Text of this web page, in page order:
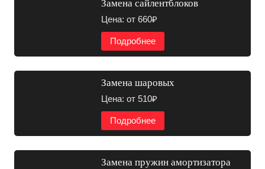
Замена сайлентблоков
Цена: от 660₽
Подробнее
Замена шаровых
Цена: от 510₽
Подробнее
Замена пружин амортизатора